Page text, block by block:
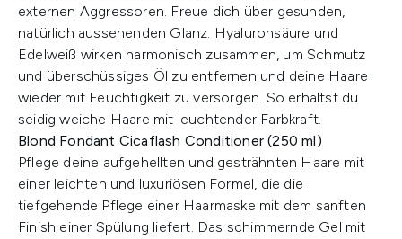
externen Aggressoren. Freue dich über gesunden,
natürlich aussehenden Glanz. Hyaluronsäure und
Edelweiß wirken harmonisch zusammen, um Schmutz
und überschüssiges Öl zu entfernen und deine Haare
wieder mit Feuchtigkeit zu versorgen. So erhältst du
seidig weiche Haare mit leuchtender Farbkraft.
Blond Fondant Cicaflash Conditioner (250 ml)
Pflege deine aufgehellten und gesträhnten Haare mit
einer leichten und luxuriösen Formel, die die
tiefgehende Pflege einer Haarmaske mit dem sanften
Finish einer Spülung liefert. Das schimmernde Gel mit